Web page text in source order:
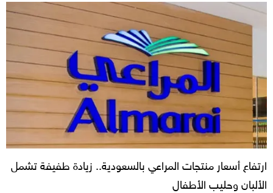
ارتفاع أسعار منتجات المراعي بالسعودية.. زيادة طفيفة تشمل
الألبان وحليب الأطفال